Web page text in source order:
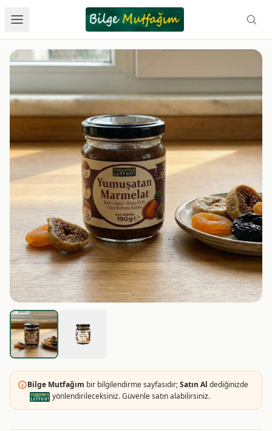
Bilge Mutfağım bir bilgilendirme sayfasıdır;Satın Al dediğinizde
yönlendirileceksiniz. Güvenle satın alabilirsiniz.